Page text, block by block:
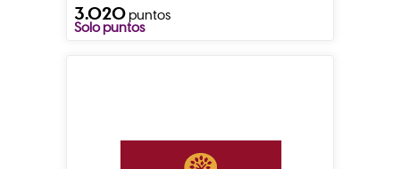
3.020puntos
Solo puntos